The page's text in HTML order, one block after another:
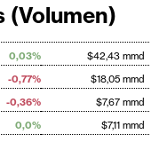
(Volumen)
0,03%
$42,43 mmd
-0,77%
$18,05 mmd
-0,36%
$7,67 mmd
0,0%
$7,11 mmd